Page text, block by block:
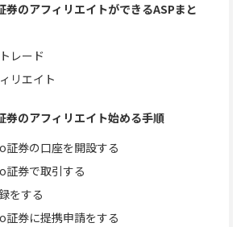
のアフィリエイトができるASPまと
レード
リエイト
のアフィリエイト始める手順
券の口座を開設する
券で取引する
をする
券に提携申請をする